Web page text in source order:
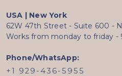
USA | New York
62W 47th Street - Suite 600 -
Works from monday to friday -
Phone/WhatsApp:
+1 929-436-5955